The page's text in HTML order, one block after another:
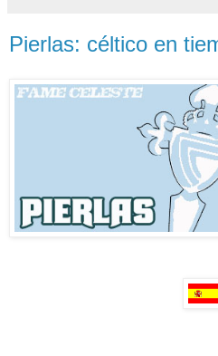
Pierlas: céltico en